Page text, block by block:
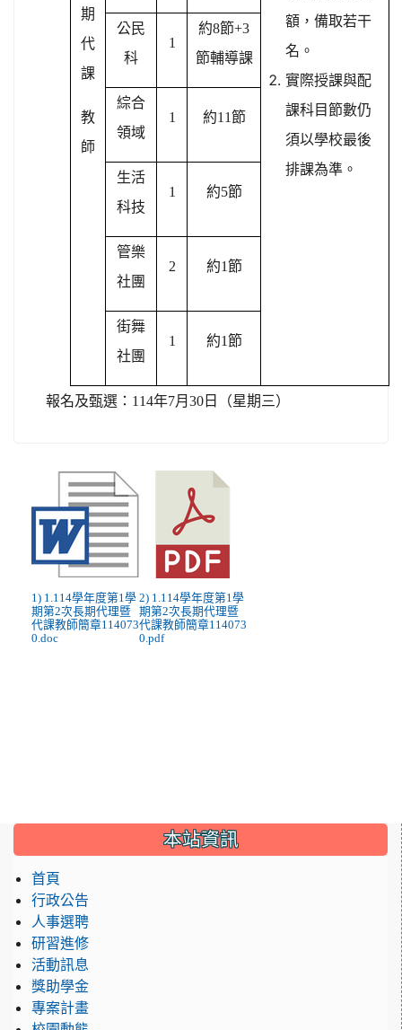
期
代
課
教
師
額，備取若干
名。
實際授課與配
課科目節數仍
須以學校最後
排課為準。
公民
科
1
約8節+3
節輔導課
綜合
領域
1 約11節
生活
科技
1 約5節
管樂
社團
2 約1節
街舞
社團
1 約1節
報名及甄選： 114年7月30日（星期三）
1) 1.114學年度第1學
期第2次長期代理暨
代課教師簡章114073
0.doc
2) 1.114學年度第1學
期第2次長期代理暨
代課教師簡章114073
0.pdf
::: 本站資訊
首頁
行政公告
人事選聘
研習進修
活動訊息
獎助學金
專案計畫